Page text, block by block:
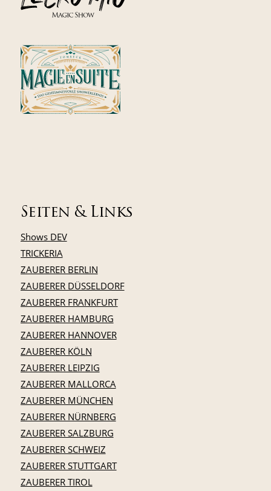
Seiten & Links
Shows DEV
TRICKERIA
ZAUBERER BERLIN
ZAUBERER DÜSSELDORF
ZAUBERER FRANKFURT
ZAUBERER HAMBURG
ZAUBERER HANNOVER
ZAUBERER KÖLN
ZAUBERER LEIPZIG
ZAUBERER MALLORCA
ZAUBERER MÜNCHEN
ZAUBERER NÜRNBERG
ZAUBERER SALZBURG
ZAUBERER SCHWEIZ
ZAUBERER STUTTGART
ZAUBERER TIROL